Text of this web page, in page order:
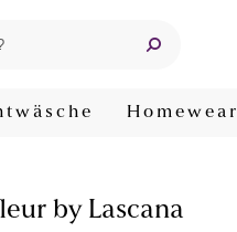
Homewear
by Lascana